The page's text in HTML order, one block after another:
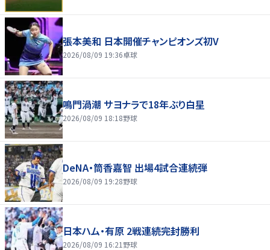
張本美和 日本開催チャンピオンズ初V
2026/08/09 19:36卓球
鳴門渦潮 サヨナラで18年ぶり白星
2026/08/09 18:18野球
DeNA・筒香嘉智 出場4試合連続弾
2026/08/09 19:28野球
日本ハム・有原 2戦連続完封勝利
2026/08/09 16:21 野球